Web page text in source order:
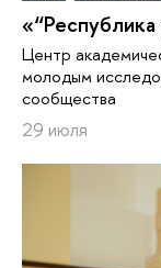
Центр
молодым
сообщества
29 июля